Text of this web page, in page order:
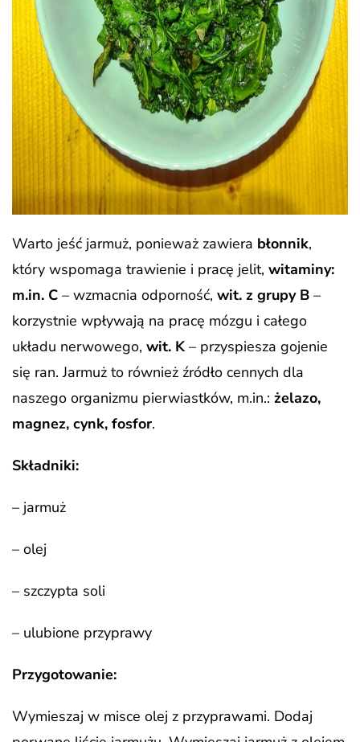
Warto jeść jarmuż, ponieważ zawiera błonnik,
który wspomaga trawienie i pracę jelit, witaminy:
m.in. C – wzmacnia odporność, wit. z grupy B –
korzystnie wpływają na pracę mózgu i całego
układu nerwowego, wit. K– przyspiesza gojenie
się ran. Jarmuż to również źródło cennych dla
naszego organizmu pierwiastków, m.in.: żelazo,
magnez, cynk, fosfor.
Składniki:
– jarmuż
– olej
– szczypta soli
– ulubione przyprawy
Przygotowanie:
Wymieszaj w misce olej z przyprawami. Dodaj